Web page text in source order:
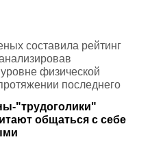
составила рейтинг
физической
последнего
"трудоголики"
общаться с себе